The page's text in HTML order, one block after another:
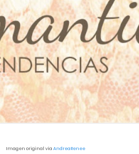
Imagen original vía AndreaRenee